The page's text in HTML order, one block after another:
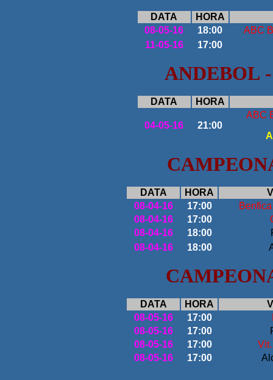
DATA
HORA
08-05-16
18:00
ABC
11-05-16
17:00
ANDEBOL
DATA HORA
04-05-16 21:00
ABC
DATA HORA
08-04-16 17:00
08-04-16 17:00
08-04-16 18:00
08-04-16 18:00
DATA HORA
08-05-16 17:00
08-05-16 17:00
08-05-16 17:00
08-05-16 17:00